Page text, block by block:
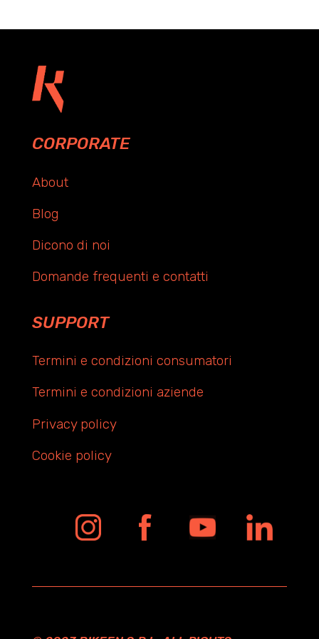
CORPORATE
About
Blog
Dicono di noi
Domande frequenti e contatti
SUPPORT
Termini e condizioni consumatori
Termini e condizioni aziende
Privacy policy
Cookie policy